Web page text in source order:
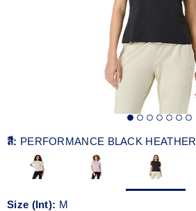
สี: PERFORMANCE BLACK HEATHER
Size (Int): M